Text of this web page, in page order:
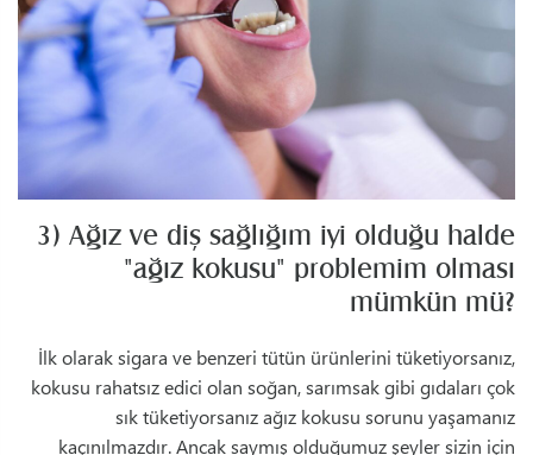
3) Ağız ve diş sağlığım iyi olduğu halde
"ağız kokusu" problemim olması
mümkün mü?
İlk olarak sigara ve benzeri tütün ürünlerini tüketiyorsanız,
kokusu rahatsız edici olan soğan, sarımsak gibi gıdaları çok
sık tüketiyorsanız ağız kokusu sorunu yaşamanız
kaçınılmazdır. Ancak saymış olduğumuz şeyler sizin için